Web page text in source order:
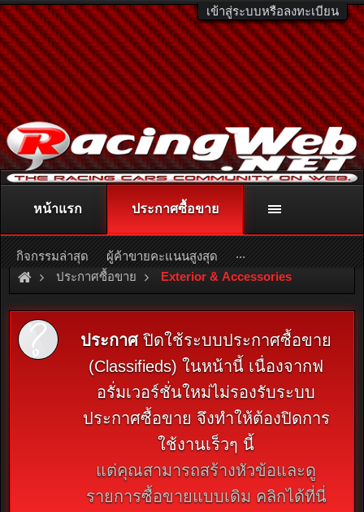
เข้าสู่ระบบหรือลงทะเบียน
ติดต่อลงโฆษณา racingweb@gmail.com
หรือโทร. 081-811-1138
หรืออ่านรายละเอียดเพิ่มเติม คลิกที่นี่
ประกาศซื้อขาย Exterior & Accessories
ประกาศปิดใช้ระบบประกาศซื้อขาย
(Classifieds) ในหน้านี้ เนื่องจากฟ
อรั่มเวอร์ชั่นใหม่ไม่รองรับระบบ
ประกาศซื้อขาย จึงทำให้ต้องปิดการ
ใช้งานเร็วๆ นี้
แต่คุณสามารถสร้างหัวข้อและดู
รายการซื้อขายแบบเดิม คลิกได้ที่นี่
หน้าแรก ประกาศซื้อขาย
กิจกรรมล่าสุด ผู้ค้าขายคะแนนสูงสุด ...